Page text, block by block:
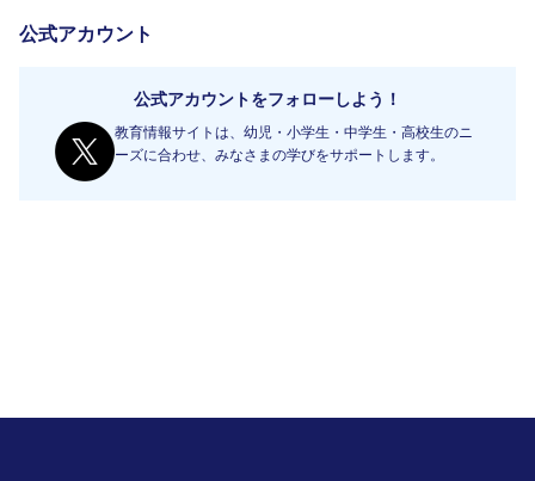
公式アカウント
公式アカウントをフォローしよう！
教育情報サイトは、幼児・小学生・中学生・高校生のニ
ーズに合わせ、みなさまの学びをサポートします。